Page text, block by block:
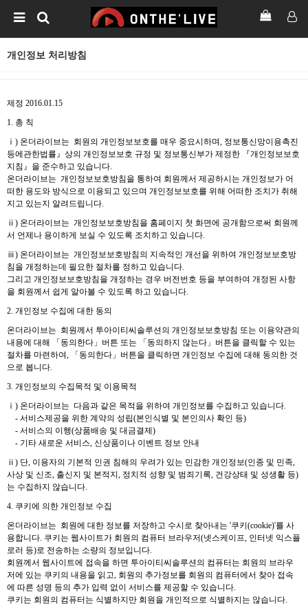
개인정보 처리방침
제정 2016.01.15
1. 총 칙
ⅰ) 온더라이브는 회원의 개인정보보호를 매우 중요시하며, 정보통신망이용촉진
등에관한법률』상의 개인정보보호 규정 및 정보통신부가 제정한 『개인정보보호
지침』을 준수하고 있습니다.
온더라이브는 개인정보보호방침을 통하여 회원께서 제공하시는 개인정보가 어
떠한 용도와 방식으로 이용되고 있으며 개인정보보호를 위해 어떠한 조치가 취해
지고 있는지 알려드립니다.
ⅱ) 온더라이브는 개인정보보호방침을 홈페이지 첫 화면에 공개함으로써 회원께
서 언제나 용이하게 보실 수 있도록 조치하고 있습니다.
ⅲ) 온더라이브는 개인정보보호방침의 지속적인 개선을 위하여 개인정보보호방
침을 개정하는데 필요한 절차를 정하고 있습니다.
그리고 개인정보보호방침을 개정하는 경우 버전번호 등을 부여하여 개정된 사항
을 회원께서 쉽게 알아볼 수 있도록 하고 있습니다.
2. 개인정보 수집에 대한 동의
온더라이브는 회원께서 투아이티씨솔루션의 개인정보보호방침 또는 이용약관의
내용에 대해 「동의한다」버튼 또는 「동의하지 않는다」버튼을 클릭할 수 있는
절차를 마련하여, 「동의한다」버튼을 클릭하면 개인정보 수집에 대해 동의한 것
으로 봅니다.
3. 개인정보의 수집목적 및 이용목적
ⅰ) 온더라이브는 다음과 같은 목적을 위하여 개인정보를 수집하고 있습니다.
- 서비스제공을 위한 계약의 성립(본인식별 및 본인의사 확인 등)
- 서비스의 이행(상품배송 및 대금결제)
- 기타 새로운 서비스, 신상품이나 이벤트 정보 안내
ⅱ) 단, 이용자의 기본적 인권 침해의 우려가 있는 민감한 개인정보(인종 및 민족,
사상 및 신조, 출신지 및 본적지, 정치적 성향 및 범죄기록, 건강상태 및 성생활 등)
는 수집하지 않습니다.
4. 쿠키에 의한 개인정보 수집
온더라이브는 회원에 대한 정보를 저장하고 수시로 찾아내는 '쿠키(cookie)'를 사
용합니다. 쿠키는 웹사이트가 회원의 컴퓨터 브라우저(넷스케이프, 인터넷 익스플
로러 등)로 전송하는 소량의 정보입니다.
회원께서 웹사이트에 접속을 하면 투아이티씨솔루션의 컴퓨터는 회원의 브라우
저에 있는 쿠키의 내용을 읽고, 회원의 추가정보를 회원의 컴퓨터에서 찾아 접속
에 따른 성명 등의 추가 입력 없이 서비스를 제공할 수 있습니다.
쿠키는 회원의 컴퓨터는 식별하지만 회원을 개인적으로 식별하지는 않습니다.